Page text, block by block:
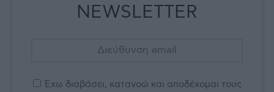
NEWSLETTER
Έχω διαβάσει, κατανοώ και αποδέχομαι τους